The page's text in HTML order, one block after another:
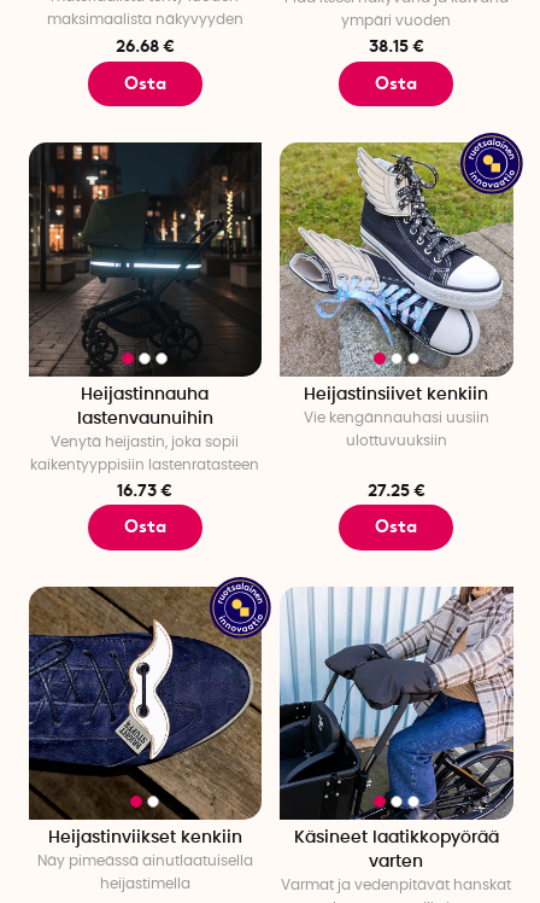
maksimaalista näkyvyyden
26.68 €
Osta
ympäri vuoden
38.15 €
Osta
Heijastinnauha
lastenvaunuihin
Venytä heijastin, joka sopii
kaikentyyppisiin lastenratasteen
16.73 €
Osta
Heijastinsiivet kenkiin
Vie kengännauhasi uusiin
ulottuvuuksiin
27.25 €
Osta
Heijastinviikset kenkiin
Näy pimeässä ainutlaatuisella
heijastimella
Käsineet laatikkopyörää
varten
Varmat ja vedenpitävät hanskat